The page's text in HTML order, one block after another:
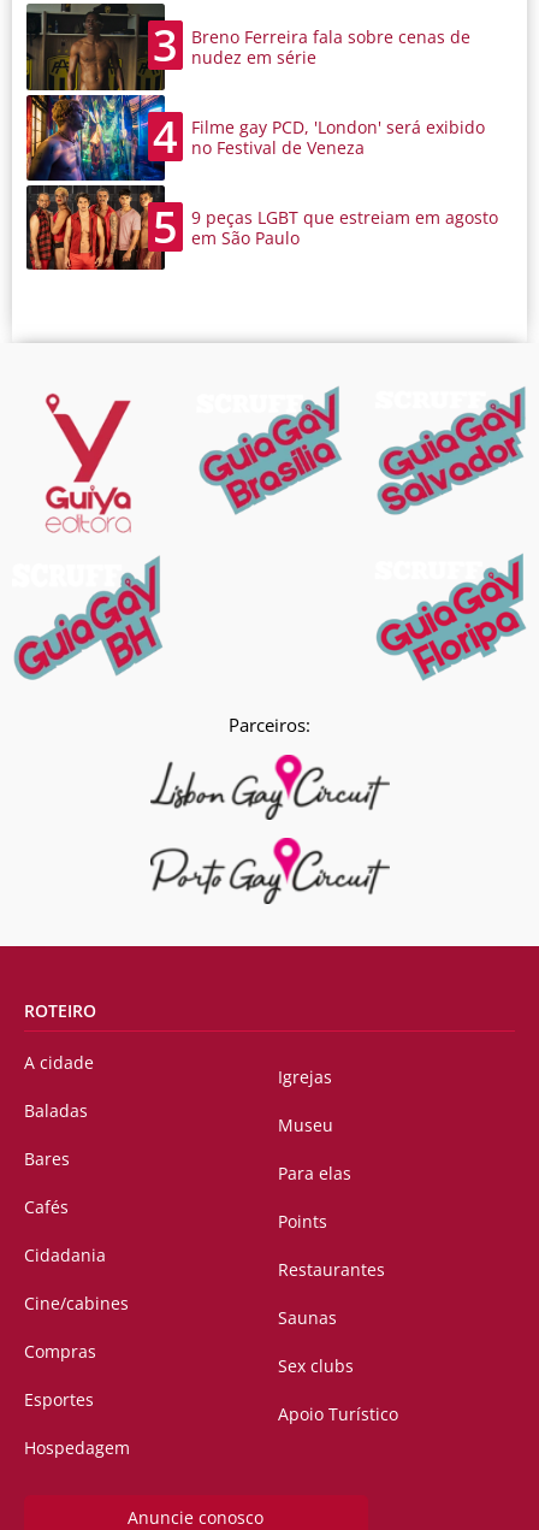
3
Breno Ferreira fala sobre cenas de
nudez em série
4
Filme gay PCD, 'London' será exibido
no Festival de Veneza
5
9 peças LGBT que estreiam em agosto
em São Paulo
Parceiros:
ROTEIRO
A cidade
Baladas
Bares
Cafés
Cidadania
Cine/cabines
Compras
Esportes
Hospedagem
Igrejas
Museu
Para elas
Points
Restaurantes
Saunas
Sex clubs
Apoio Turístico
Anuncie conosco